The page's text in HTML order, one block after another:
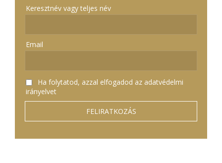
Keresztnév vagy teljes név
Email
Ha folytatod, azzal elfogadod az adatvédelmi
irányelvet